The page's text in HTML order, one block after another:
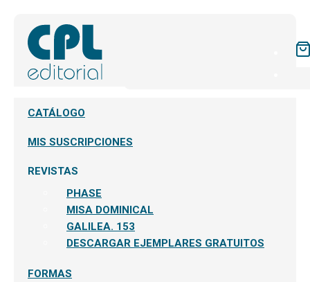
CATÁLOGO
MIS SUSCRIPCIONES
REVISTAS
PHASE
MISA DOMINICAL
GALILEA. 153
DESCARGAR EJEMPLARES GRATUITOS
FORMAS